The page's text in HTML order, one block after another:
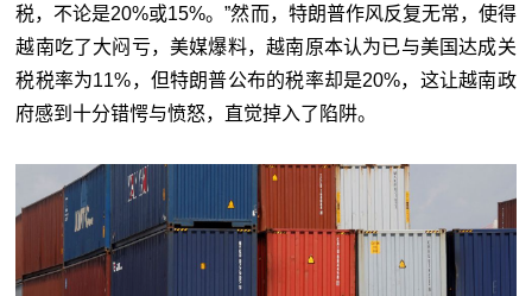
税，不论是20%或15%。”然而，特朗普作风反复无常，使得
越南吃了大闷亏，美媒爆料，越南原本认为已与美国达成关
税税率为11%，但特朗普公布的税率却是20%，这让越南政
府感到十分错愕与愤怒，直觉掉入了陷阱。